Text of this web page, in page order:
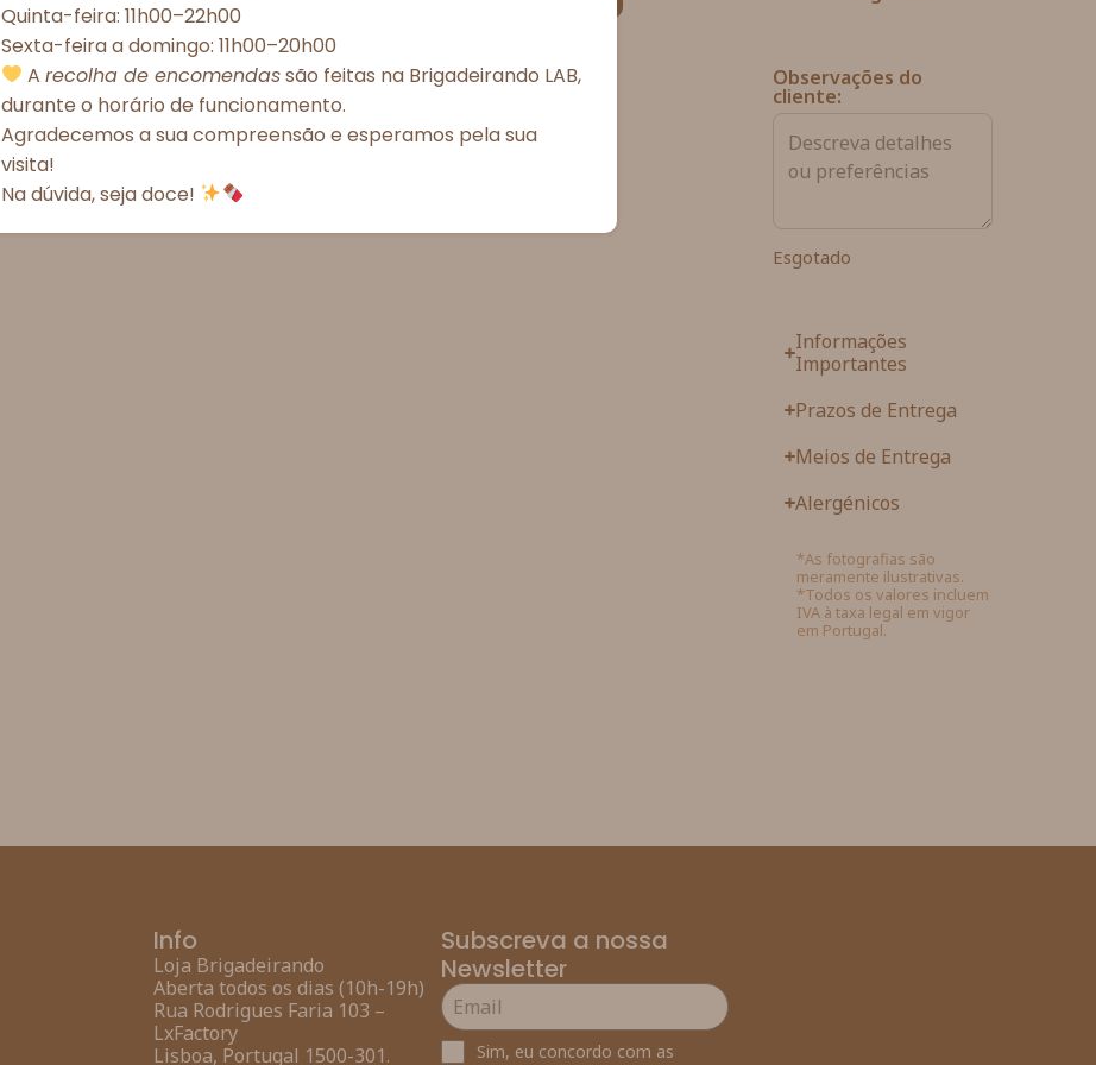
Política de CookiesPolítica de Privacidade – Brigadeirando
Observações do
cliente:
Esgotado
Informações
Importantes
Prazos de Entrega
Meios de Entrega
Alergénicos
*As fotografias são
meramente ilustrativas.
*Todos os valores incluem
IVA à taxa legal em vigor
em Portugal.
Subscreva a nossa
Newsletter
Sim, eu concordo com as
Info
Loja Brigadeirando
Aberta todos os dias (10h-19h)
Rua Rodrigues Faria 103 –
LxFactory
Lisboa, Portugal 1500-301.
Quinta-feira: 11h00–22h00
Sexta-feira a domingo: 11h00–20h00
Arecolha de encomendassão feitas na Brigadeirando LAB,
durante o horário de funcionamento.
Agradecemos a sua compreensão e esperamos pela sua
visita!
Na dúvida, seja doce!